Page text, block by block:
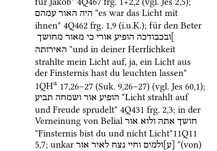
היה האור עמהם
"es war das Licht mit
ihnen" 4Q462 frg. 1,9 (i.u.K.
]ובכבודכה הופיע אורי כי מאור מחושך
האירותה "und in deiner Herrlichkeit
strahlte mein Licht auf, ja, ein Licht aus
1QHa 17,26–27 (Suk. 9,26–27) (vgl. Jes 60,1
הופיע אור ושמחה תביע
"Licht strahlt auf
und Freude sprudelt" 4Q431 frg. 2,3; in der
Verneinung von Belial
חושך אתה ולוא אור
"Finsternis bist du und nicht Licht"11Q11
5,7; unkar [ע]ולמים וחיי נצח לאיר אור
"(von)